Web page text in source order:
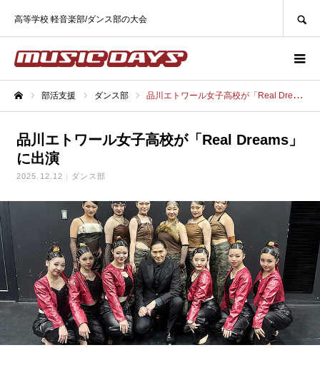
高等学校 軽音楽部/ダンス部の大会
部活支援 ダンス部 品川エトワール女子高校が「Real Dreams」に出演
品川エトワール女子高校が「Real Dreams」
に出演
2025.12.12 ダンス部